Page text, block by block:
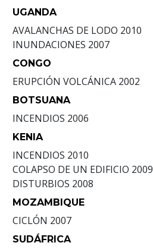
UGANDA
AVALANCHAS DE LODO 2010
INUNDACIONES 2007
CONGO
ERUPCIÓN VOLCÁNICA 2002
BOTSUANA
INCENDIOS 2006
KENIA
INCENDIOS 2010
COLAPSO DE UN EDIFICIO 2009
DISTURBIOS 2008
MOZAMBIQUE
CICLÓN 2007
SUDÁFRICA